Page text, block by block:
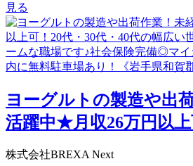
見る
ヨーグルトの製造や出
活躍中★月収26万円以上
株式会社BREXA Next